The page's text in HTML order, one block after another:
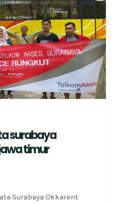
surabaya
timur
Surabaya Okkarent